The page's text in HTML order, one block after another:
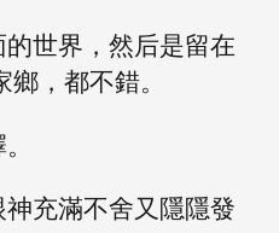
世界，然后是留在
，都不錯。
充滿不舍又隱隱發